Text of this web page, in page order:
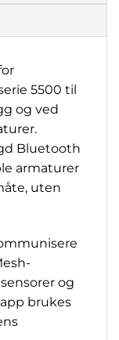
5500 til
og ved
Bluetooth
armaturer
uten
og
brukes